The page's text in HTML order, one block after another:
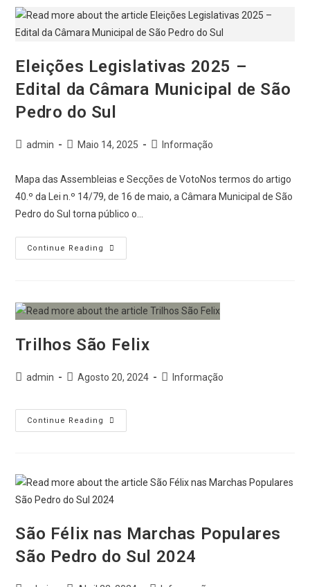
Eleições Legislativas 2025 –
Edital da Câmara Municipal de São
Pedro do Sul
admin Maio 14, 2025 Informação
Mapa das Assembleias e Secções de VotoNos termos do artigo
40.º da Lei n.º 14/79, de 16 de maio, a Câmara Municipal de São
Pedro do Sul torna público o…
Continue Reading
Trilhos São Felix
admin Agosto 20, 2024 Informação
Continue Reading
São Félix nas Marchas Populares
São Pedro do Sul 2024